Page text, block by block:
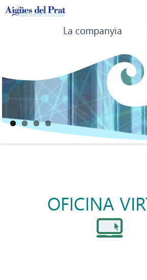
La companyia
OFICINA